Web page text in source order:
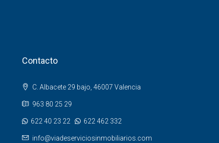
Contacto
C. Albacete 29 bajo, 46007 Valencia
963 80 25 29
622 40 23 22 622 462 332
info@viadeserviciosinmobiliarios.com